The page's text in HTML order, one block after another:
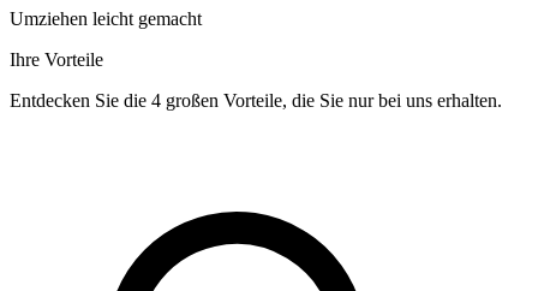
Umziehen leicht gemacht
Ihre Vorteile
Entdecken Sie die 4 großen Vorteile, die Sie nur bei uns erhalten.